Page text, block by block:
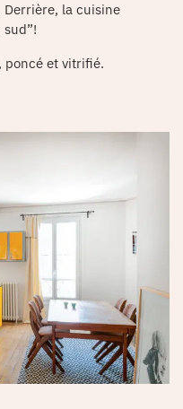
la cuisine
poncé et vitrifié.